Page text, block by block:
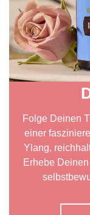
Folge Deinen
einer
Ylang,
Erhebe